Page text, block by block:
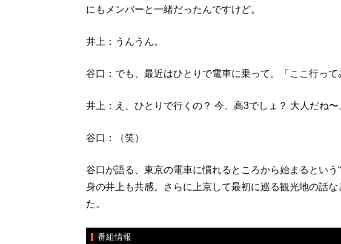
にもメンバーと一緒だったんですけど。
井上：うんうん。
谷口：でも、最近はひとりで電車に乗って。「ここ行って
井上：え、ひとりで行くの？ 今、高3でしょ？ 大人だね〜
谷口：（笑）
谷口が語る、東京の電車に慣れるところから始まるという
身の井上も共感。さらに上京して最初に巡る観光地の話
た。
番組情報